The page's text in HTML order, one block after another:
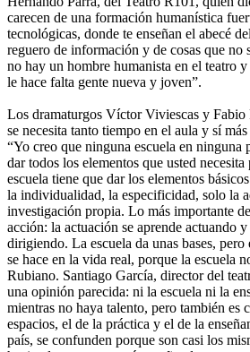
carecen de una formación humanística
tecnológicas, donde te enseñan el abecé
reguero de información y de cosas que no
no hay un hombre humanista en el teatro y
le hace falta gente nueva y joven”.
Los dramaturgos Víctor Viviescas y
se necesita tanto tiempo en el aula y sí
“Yo creo que ninguna escuela en ninguna
dar todos los elementos que usted
escuela tiene que dar los elementos
la individualidad, la especificidad, solo la
investigación propia. Lo más importante
acción: la actuación se aprende actuando
dirigiendo. La escuela da unas bases,
se hace en la vida real, porque la escuela
Rubiano. Santiago García, director del
una opinión parecida: ni la escuela ni la
mientras no haya talento, pero también es
espacios, el de la práctica y el de la
país, se confunden porque son casi los